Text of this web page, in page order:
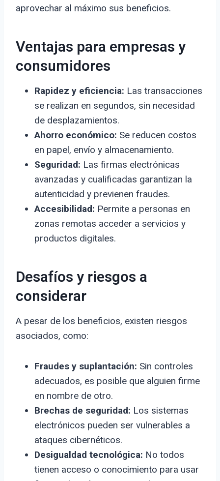
aprovechar al máximo sus beneficios.
Ventajas para empresas y
consumidores
Rapidez y eficiencia: Las transacciones
se realizan en segundos, sin necesidad
de desplazamientos.
Ahorro económico: Se reducen costos
en papel, envío y almacenamiento.
Seguridad: Las firmas electrónicas
avanzadas y cualificadas garantizan la
autenticidad y previenen fraudes.
Accesibilidad: Permite a personas en
zonas remotas acceder a servicios y
productos digitales.
Desafíos y riesgos a
considerar
A pesar de los beneficios, existen riesgos
asociados, como:
Fraudes y suplantación: Sin controles
adecuados, es posible que alguien firme
en nombre de otro.
Brechas de seguridad: Los sistemas
electrónicos pueden ser vulnerables a
ataques cibernéticos.
Desigualdad tecnológica: No todos
tienen acceso o conocimiento para usar